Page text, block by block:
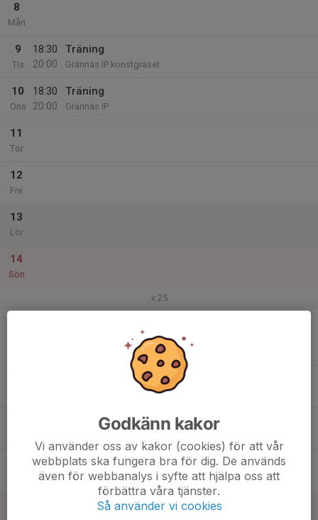
8
Mån
9
Tis
18:30
20:00
Träning
Grännäs IP konstgräset
10
Ons
18:30
20:00
Träning
Grännäs IP
11
Tor
12
Fre
13
Lör
14
Sön
v.25
Division 4 Östra Dam Östergötland
Inställd träning
Godkänn kakor
Vi använder oss av kakor (cookies) för att vår
webbplats ska fungera bra för dig. De används
även för webbanalys i syfte att hjälpa oss att
förbättra våra tjänster.
Så använder vi cookies